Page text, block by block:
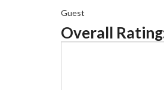
Guest
Overall